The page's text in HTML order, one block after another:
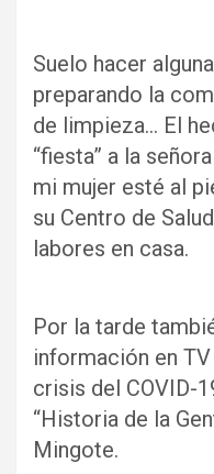
Suelo hacer
preparando la
de limpieza… El
“fiesta” a la
mi mujer esté al
su Centro de
labores en casa.
Por la tarde
información en
crisis del COVID-
“Historia de la
Mingote.